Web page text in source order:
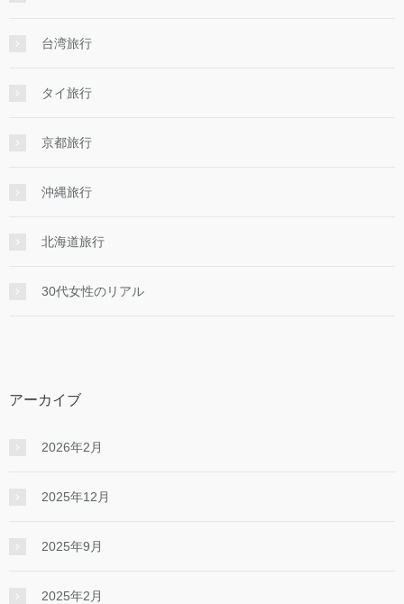
台湾旅行
タイ旅行
京都旅行
沖縄旅行
北海道旅行
30代女性のリアル
アーカイブ
2026年2月
2025年12月
2025年9月
2025年2月